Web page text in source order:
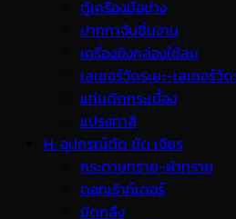
ตู้เครื่องมือช่าง
ปากกาจับชิ้นงาน
เครื่องยิงกล่องใช้ลม
เลเซอร์วัดระยะ-เลเซอร์วั
แท่นตัดกระเบื้อง
แปรงทาสี
H. อุปกรณ์ตัด ขัด เจียร
กระดาษทราย-ผ้าทราย
ดอกเร้าท์เตอร์
มีดกลึง